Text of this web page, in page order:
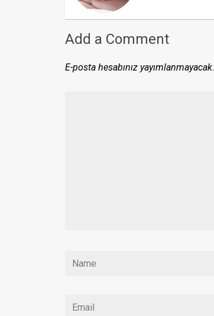
Add a Comment
E-posta hesabınız yayımlanmayacak.